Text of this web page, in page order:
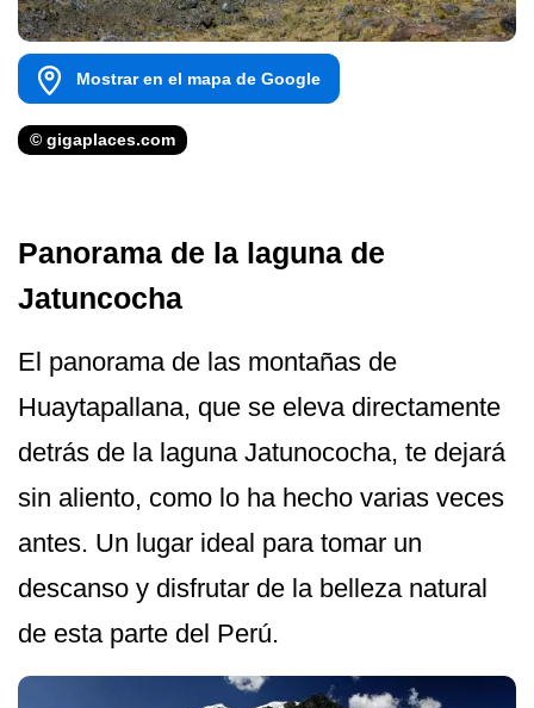
Mostrar en el mapa de Google
© gigaplaces.com
Panorama de la laguna de
Jatuncocha
El panorama de las montañas de
Huaytapallana, que se eleva directamente
detrás de la laguna Jatunococha, te dejará
sin aliento, como lo ha hecho varias veces
antes. Un lugar ideal para tomar un
descanso y disfrutar de la belleza natural
de esta parte del Perú.